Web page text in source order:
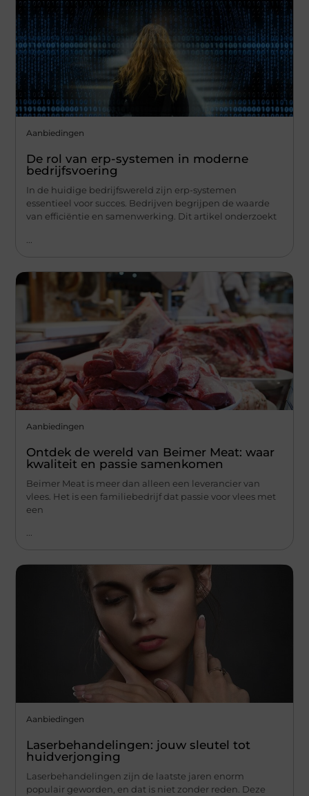
Aanbiedingen
De rol van erp-systemen in moderne
bedrijfsvoering
In de huidige bedrijfswereld zijn erp-systemen
essentieel voor succes. Bedrijven begrijpen de waarde
van efficiëntie en samenwerking. Dit artikel onderzoekt
Aanbiedingen
Ontdek de wereld van Beimer Meat: waar
kwaliteit en passie samenkomen
Beimer Meat is meer dan alleen een leverancier van
vlees. Het is een familiebedrijf dat passie voor vlees met
een
Aanbiedingen
Laserbehandelingen: jouw sleutel tot
huidverjonging
Laserbehandelingen zijn de laatste jaren enorm
populair geworden, en dat is niet zonder reden. Deze